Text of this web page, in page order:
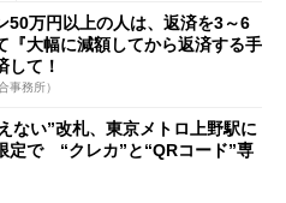
50万円以上の人は、返済を3～6
『大幅に減額してから返済する手
して！
事務所）
ない”改札、東京メトロ上野駅に
で “クレカ”と“QRコード”専